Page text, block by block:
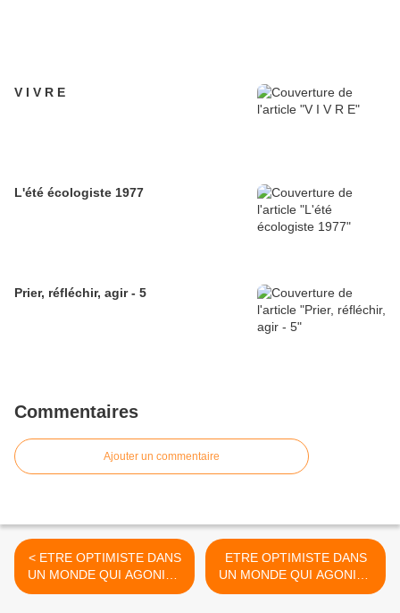
V I V R E
L'été écologiste 1977
Prier, réfléchir, agir - 5
Commentaires
Ajouter un commentaire
< ETRE OPTIMISTE DANS
UN MONDE QUI AGONISE
? - 3
ETRE OPTIMISTE DANS
UN MONDE QUI AGONISE
? - 5 >